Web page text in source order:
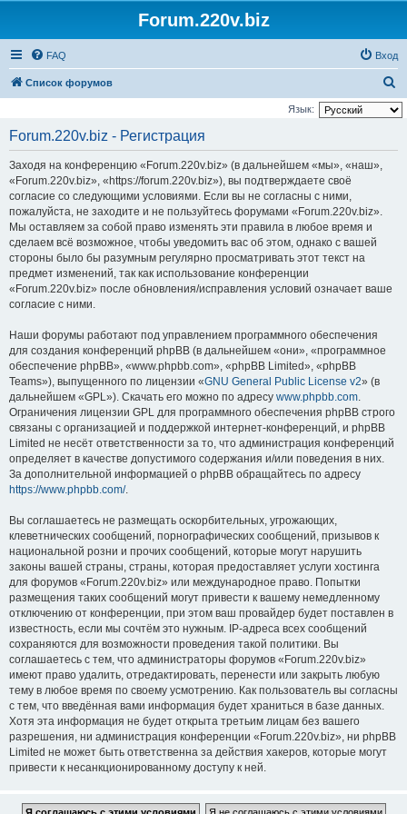
Forum.220v.biz
FAQ Вход
Список форумов
о
Язык:
Forum.220v.biz - Регистрация
Заходя на конференцию «Forum.220v.biz» (в дальнейшем «мы», «наш»,
«Forum.220v.biz», «https://forum.220v.biz»), вы подтверждаете своё
согласие со следующими условиями. Если вы не согласны с ними,
пожалуйста, не заходите и не пользуйтесь форумами «Forum.220v.biz».
Мы оставляем за собой право изменять эти правила в любое время и
сделаем всё возможное, чтобы уведомить вас об этом, однако с вашей
стороны было бы разумным регулярно просматривать этот текст на
предмет изменений, так как использование конференции
«Forum.220v.biz» после обновления/исправления условий означает ваше
согласие с ними.
Наши форумы работают под управлением программного обеспечения
для создания конференций phpBB (в дальнейшем «они», «программное
обеспечение phpBB», «www.phpbb.com», «phpBB Limited», «phpBB
Teams»), выпущенного по лицензии «GNU General Public License v2» (в
дальнейшем «GPL»). Скачать его можно по адресу www.phpbb.com.
Ограничения лицензии GPL для программного обеспечения phpBB строго
связаны с организацией и поддержкой интернет-конференций, и phpBB
Limited не несёт ответственности за то, что администрация конференций
определяет в качестве допустимого содержания и/или поведения в них.
За дополнительной информацией о phpBB обращайтесь по адресу
https://www.phpbb.com/.
Вы соглашаетесь не размещать оскорбительных, угрожающих,
клеветнических сообщений, порнографических сообщений, призывов к
национальной розни и прочих сообщений, которые могут нарушить
законы вашей страны, страны, которая предоставляет услуги хостинга
для форумов «Forum.220v.biz» или международное право. Попытки
размещения таких сообщений могут привести к вашему немедленному
отключению от конференции, при этом ваш провайдер будет поставлен в
известность, если мы сочтём это нужным. IP-адреса всех сообщений
сохраняются для возможности проведения такой политики. Вы
соглашаетесь с тем, что администраторы форумов «Forum.220v.biz»
имеют право удалить, отредактировать, перенести или закрыть любую
тему в любое время по своему усмотрению. Как пользователь вы согласны
с тем, что введённая вами информация будет храниться в базе данных.
Хотя эта информация не будет открыта третьим лицам без вашего
разрешения, ни администрация конференции «Forum.220v.biz», ни phpBB
Limited не может быть ответственна за действия хакеров, которые могут
привести к несанкционированному доступу к ней.